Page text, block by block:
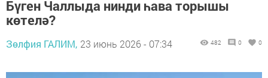
Бүген Чаллыда нинди һава торышы
көтелә?
Зөлфия ГАЛИМ, 23 июнь 2026 - 07:34 482 0 0